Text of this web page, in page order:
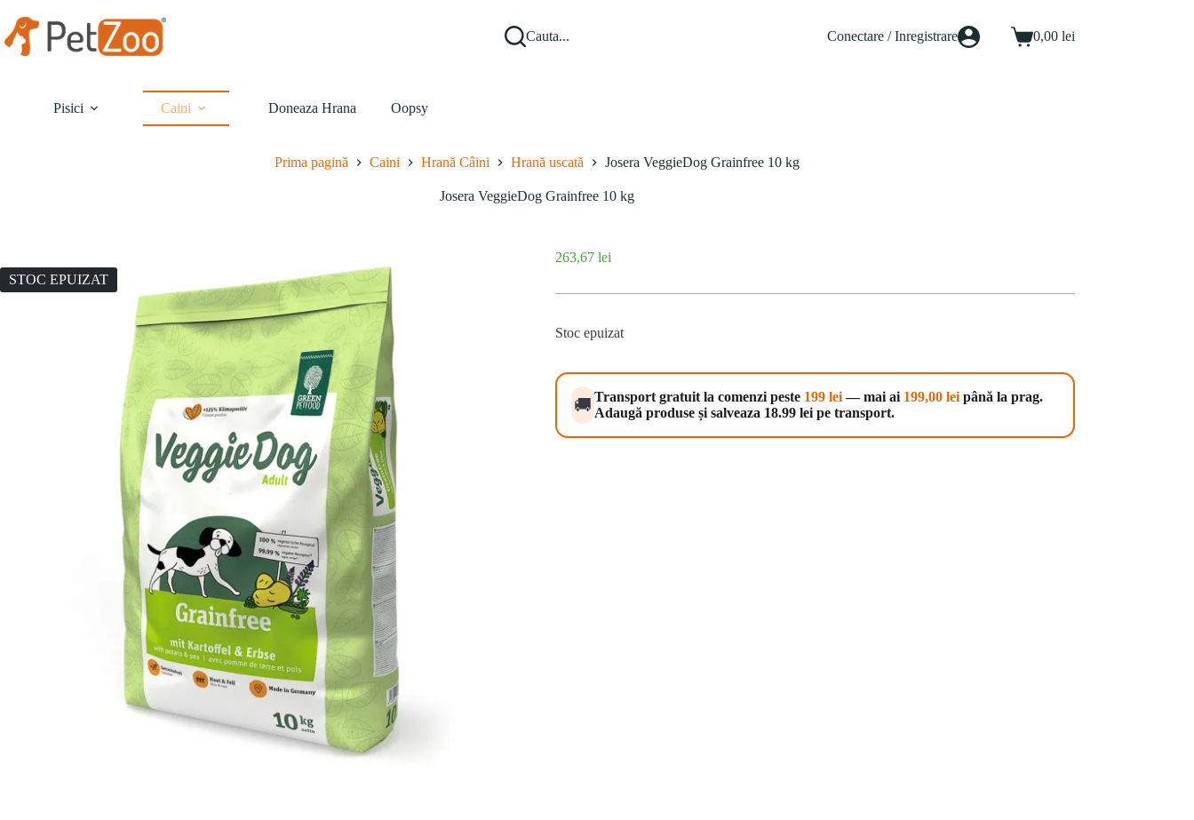
conținut
Cauta... Conectare / Inregistrare
Coș0,00 lei
Pisici Caini Doneaza Hrana Oopsy
Prima pagină Caini Hrană Câini Hrană uscată Josera VeggieDog Grainfree 10 kg
Josera VeggieDog Grainfree 10 kg
STOC EPUIZAT
263,67 lei
Stoc epuizat
🚚 Transport gratuit la comenzi peste 199 lei— mai ai 199,00 leipână la prag.
Adaugă produse și salveaza 18.99 lei pe transport.